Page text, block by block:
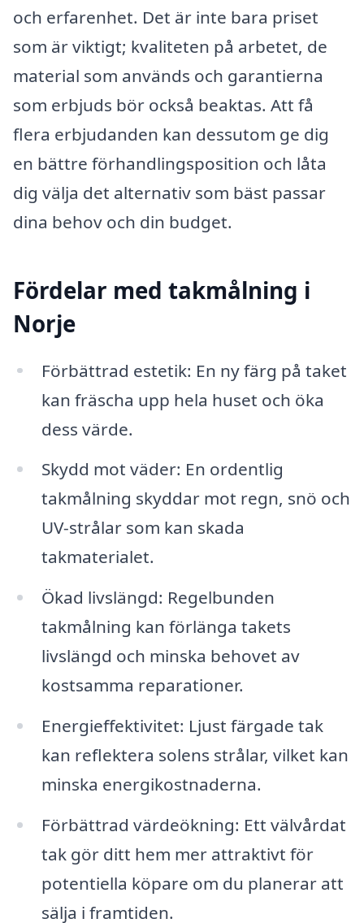
och erfarenhet. Det är inte bara priset
som är viktigt; kvaliteten på arbetet, de
material som används och garantierna
som erbjuds bör också beaktas. Att få
flera erbjudanden kan dessutom ge dig
en bättre förhandlingsposition och låta
dig välja det alternativ som bäst passar
dina behov och din budget.
Fördelar med takmålning i
Norje
Förbättrad estetik: En ny färg på taket
kan fräscha upp hela huset och öka
dess värde.
Skydd mot väder: En ordentlig
takmålning skyddar mot regn, snö och
UV-strålar som kan skada
takmaterialet.
Ökad livslängd: Regelbunden
takmålning kan förlänga takets
livslängd och minska behovet av
kostsamma reparationer.
Energieffektivitet: Ljust färgade tak
kan reflektera solens strålar, vilket kan
minska energikostnaderna.
Förbättrad värdeökning: Ett välvårdat
tak gör ditt hem mer attraktivt för
potentiella köpare om du planerar att
sälja i framtiden.